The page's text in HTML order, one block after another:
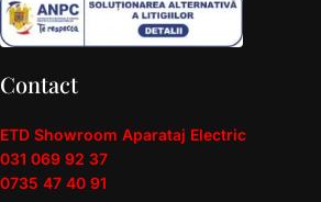
Contact
ETD Showroom Aparataj Electric
031 069 92 37
0735 47 40 91